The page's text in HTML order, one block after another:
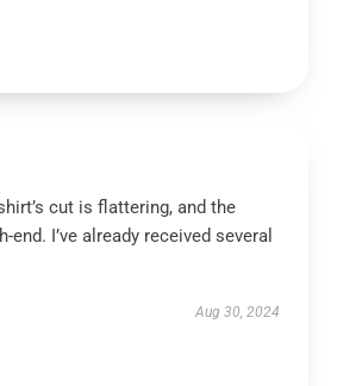
cut is flattering, and the
end. I’ve already received several
Aug 30, 2024